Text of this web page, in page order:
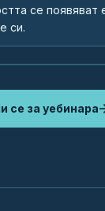
се
си.
се за уебинара